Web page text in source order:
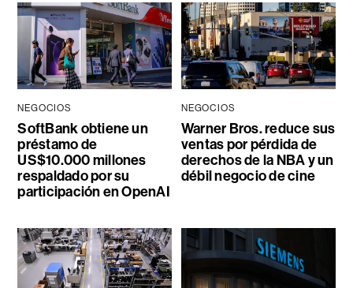
NEGOCIOS
SoftBank obtiene un
préstamo de
US$10.000 millones
respaldado por su
participación en OpenAI
NEGOCIOS
Warner Bros. reduce sus
ventas por pérdida de
derechos de la NBA y un
débil negocio de cine